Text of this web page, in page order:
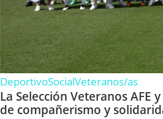
DeportivoSocialVeteranos/as
La Selección Veteranos
de compañerismo y